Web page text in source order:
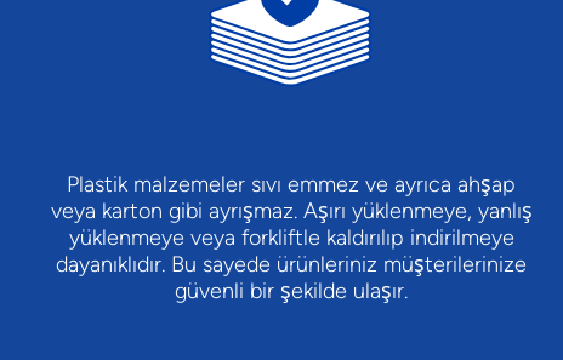
Plastik malzemeler sıvı emmez ve ayrıca ahşap
veya karton gibi ayrışmaz. Aşırı yüklenmeye, yanlış
yüklenmeye veya forkliftle kaldırılıp indirilmeye
dayanıklıdır. Bu sayede ürünleriniz müşterilerinize
güvenli bir şekilde ulaşır.